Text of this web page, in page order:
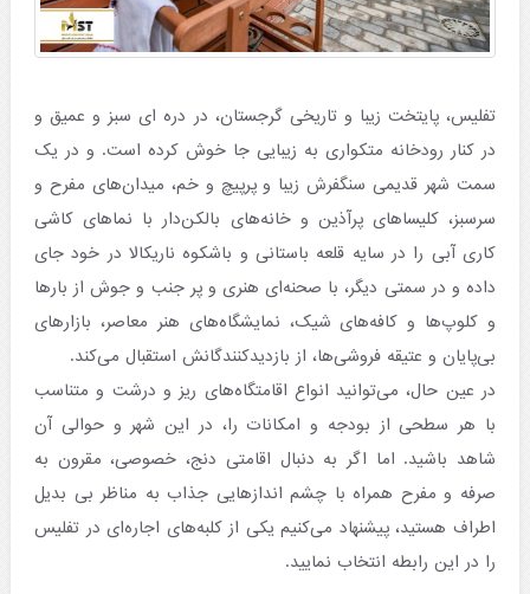
تفلیس، پایتخت زیبا و تاریخی گرجستان، در دره ای سبز و عمیق و
در کنار رودخانه متکواری به زیبایی جا خوش کرده است. و در یک
سمت شهر قدیمی سنگفرش زیبا و پرپیچ و خم، میدان‌های مفرح و
سرسبز، کلیساهای پرآذین و خانه‌های بالکن‌دار با نماهای کاشی
کاری آبی را در سایه قلعه باستانی و باشکوه ناریکالا در خود جای
داده و در سمتی دیگر، با صحنه‌ای هنری و پر جنب و جوش از بارها
و کلوپ‌ها و کافه‌های شیک، نمایشگاه‌های هنر معاصر، بازارهای
بی‌پایان و عتیقه فروشی‌ها، از بازدیدکنندگانش استقبال می‌کند.
در عین حال، می‌توانید انواع اقامتگاه‌های ریز و درشت و متناسب
با هر سطحی از بودجه و امکانات را، در این شهر و حوالی آن
شاهد باشید. اما اگر به دنبال اقامتی دنج، خصوصی، مقرون به
صرفه و مفرح همراه با چشم اندازهایی جذاب به مناظر بی بدیل
اطراف هستید، پیشنهاد می‌کنیم یکی از کلبه‌های اجاره‌ای در تفلیس
را در این رابطه انتخاب نمایید.